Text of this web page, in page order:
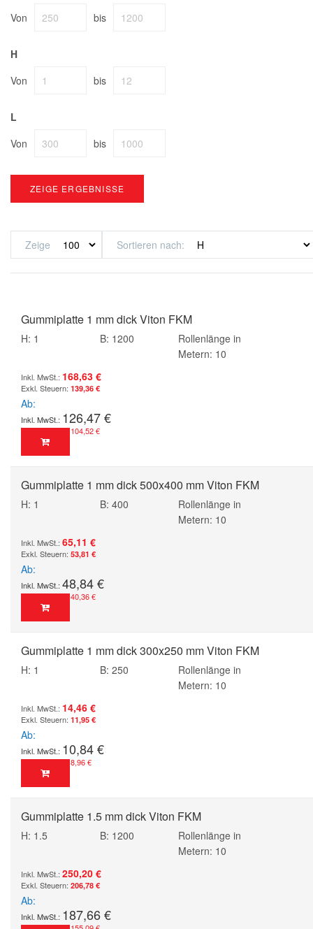
Von
bis
H
Von
bis
L
Von
bis
ZEIGE ERGEBNISSE
Zeige Sortieren nach
Gummiplatte 1 mm dick Viton FKM
H: 1 B: 1200
Rollenlänge in
Metern: 10
168,63 €
139,36 €
Ab
126,47 €
104,52 €
Gummiplatte 1 mm dick 500x400 mm Viton FKM
H: 1 B: 400
Rollenlänge in
Metern: 10
65,11 €
53,81 €
Ab
48,84 €
40,36 €
Gummiplatte 1 mm dick 300x250 mm Viton FKM
H: 1 B: 250
Rollenlänge in
Metern: 10
14,46 €
11,95 €
Ab
10,84 €
8,96 €
Gummiplatte 1.5 mm dick Viton FKM
H: 1.5 B: 1200
Rollenlänge in
Metern: 10
250,20 €
206,78 €
Ab
187,66 €